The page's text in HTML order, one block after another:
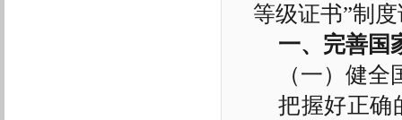
等级证书”制
一、完善国
（一）健
把握好正确